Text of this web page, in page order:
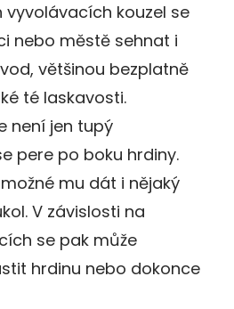
vyvolávacích kouzel se
nebo městě sehnat i
většinou bezplatně
té laskavosti.
není jen tupý
pere po boku hrdiny.
mu dát i nějaký
V závislosti na
se pak může
hrdinu nebo dokonce